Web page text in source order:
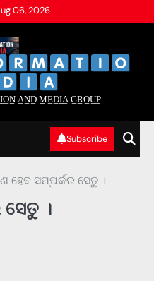
06, 2026
A̲N̲D̲ M̲E̲D̲I̲A̲ G̲R̲O̲U̲P̲
Subscribe
ହେବ ସମ୍ପର୍କର ସେତୁ ।
ସେତୁ ।